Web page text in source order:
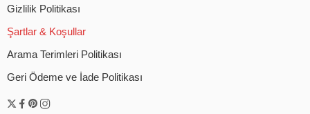
Gizlilik Politikası
Şartlar & Koşullar
Arama Terimleri Politikası
Geri Ödeme ve İade Politikası